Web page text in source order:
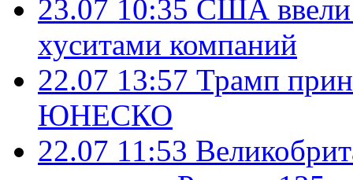
23.07 10:35 США ввели
хуситами компаний
22.07 13:57 Трамп
ЮНЕСКО
22.07 11:53